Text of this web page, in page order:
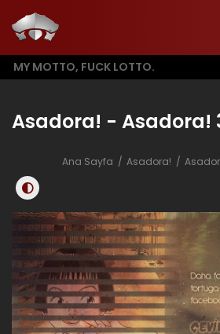
MY MOTTO, FUCK LOTTO.
Asadora! - Asadora!
Ana Sayfa Asadora!